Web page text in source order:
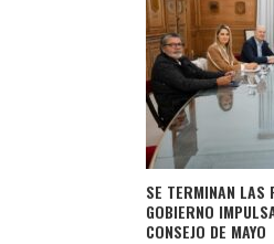
SE TERMINAN LAS
GOBIERNO
CONSEJO DE MAYO